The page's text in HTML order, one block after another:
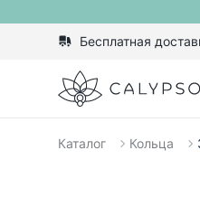
Бесплатная
Calypso
Каталог Кольца